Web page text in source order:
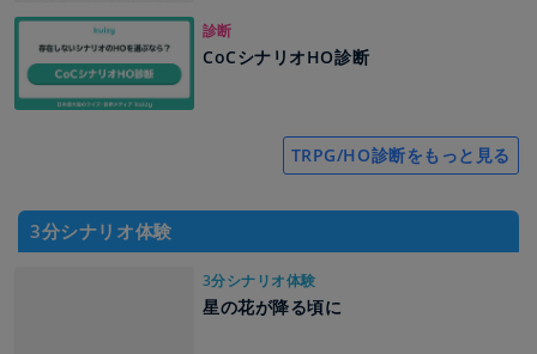
診断
CoCシナリオHO診断
TRPG/HO診断をもっと見る
3分シナリオ体験
3分シナリオ体験
星の花が降る頃に